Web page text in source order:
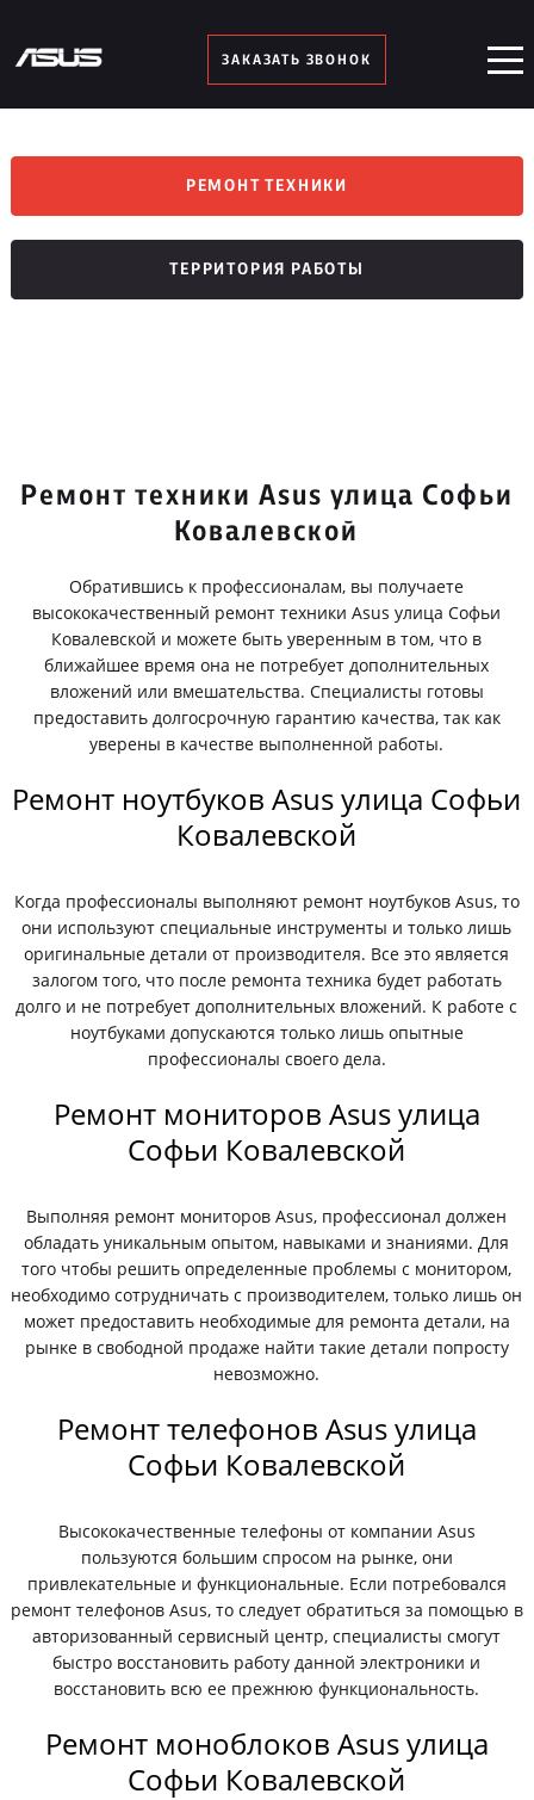
ЗАКАЗАТЬ ЗВОНОК
РЕМОНТ ТЕХНИКИ
ТЕРРИТОРИЯ РАБОТЫ
Ремонт техники Asus улица Софьи
Ковалевской
Обратившись к профессионалам, вы получаете
высококачественный ремонт техники Asus улица Софьи
Ковалевской и можете быть уверенным в том, что в
ближайшее время она не потребует дополнительных
вложений или вмешательства. Специалисты готовы
предоставить долгосрочную гарантию качества, так как
уверены в качестве выполненной работы.
Ремонт ноутбуков Asus улица Софьи
Ковалевской
Когда профессионалы выполняют ремонт ноутбуков Asus, то
они используют специальные инструменты и только лишь
оригинальные детали от производителя. Все это является
залогом того, что после ремонта техника будет работать
долго и не потребует дополнительных вложений. К работе с
ноутбуками допускаются только лишь опытные
профессионалы своего дела.
Ремонт мониторов Asus улица
Софьи Ковалевской
Выполняя ремонт мониторов Asus, профессионал должен
обладать уникальным опытом, навыками и знаниями. Для
того чтобы решить определенные проблемы с монитором,
необходимо сотрудничать с производителем, только лишь он
может предоставить необходимые для ремонта детали, на
рынке в свободной продаже найти такие детали попросту
невозможно.
Ремонт телефонов Asus улица
Софьи Ковалевской
Высококачественные телефоны от компании Asus
пользуются большим спросом на рынке, они
привлекательные и функциональные. Если потребовался
ремонт телефонов Asus, то следует обратиться за помощью в
авторизованный сервисный центр, специалисты смогут
быстро восстановить работу данной электроники и
восстановить всю ее прежнюю функциональность.
Ремонт моноблоков Asus улица
Софьи Ковалевской